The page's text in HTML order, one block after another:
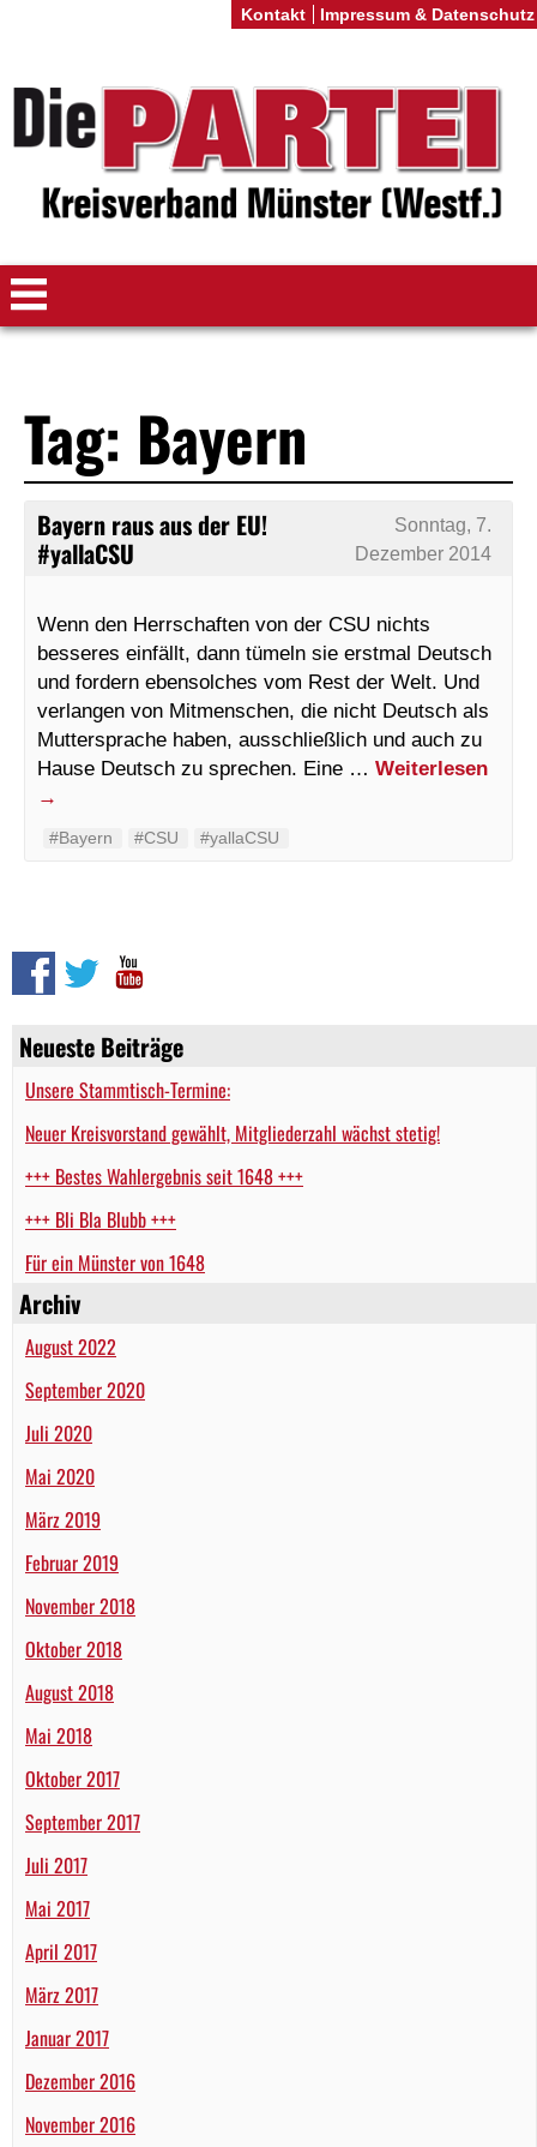
Neueste Beiträge
Unsere Stammtisch-Termine:
Neuer Kreisvorstand gewählt, Mitgliederzahl wächst stetig!
+++ Bestes Wahlergebnis seit 1648 +++
+++ Bli Bla Blubb +++
Für ein Münster von 1648
Archiv
August 2022
September 2020
Juli 2020
Mai 2020
März 2019
Februar 2019
November 2018
Oktober 2018
August 2018
Mai 2018
Oktober 2017
September 2017
Juli 2017
Mai 2017
April 2017
März 2017
Januar 2017
Dezember 2016
November 2016
Tag: Bayern
Bayern raus aus der EU!
#yallaCSU
Sonntag, 7.
Dezember 2014
Wenn den Herrschaften von der CSU nichts
besseres einfällt, dann tümeln sie erstmal Deutsch
und fordern ebensolches vom Rest der Welt. Und
verlangen von Mitmenschen, die nicht Deutsch als
Muttersprache haben, ausschließlich und auch zu
Hause Deutsch zu sprechen. Eine … Weiterlesen
→
#Bayern #CSU #yallaCSU
Kontakt Impressum & Datenschutz